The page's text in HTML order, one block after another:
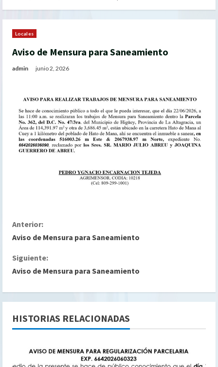
Locales
Aviso de Mensura para Saneamiento
admin junio 2, 2026
S
g
u
l
Anterior:
Aviso de Mensura para Saneamiento
Siguiente:
Aviso de Mensura para Saneamiento
HISTORIAS RELACIONADAS